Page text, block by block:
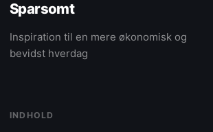
Sparsomt
Inspiration til en mere økonomisk og
bevidst hverdag
INDHOLD